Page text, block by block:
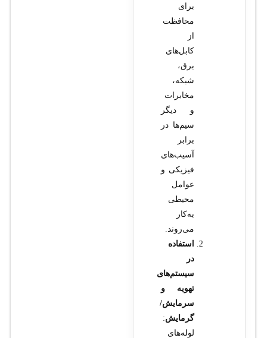
برای
محافظت
از
کابل‌های
برق،
شبکه،
مخابرات
و دیگر
سیم‌ها در
برابر
آسیب‌های
فیزیکی و
عوامل
محیطی
به‌کار
می‌روند.
استفاده
در
سیستم‌های
تهویه و
سرمایش/
گرمایش:
لوله‌های